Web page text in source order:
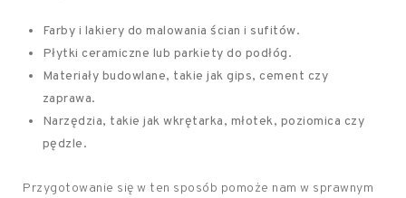
Farby i lakiery do malowania ścian i sufitów.
Płytki ceramiczne lub parkiety do podłóg.
Materiały budowlane, takie jak gips, cement czy
zaprawa.
Narzędzia, takie jak wkrętarka, młotek, poziomica czy
pędzle.
Przygotowanie się w ten sposób pomoże nam w sprawnym